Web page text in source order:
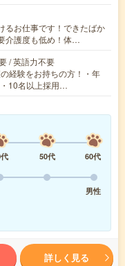
るお仕事です！できたばか
介護度も低め！体…
/ 英語力不要
経験をお持ちの方！・年
10名以上採用…
50代
60代
男性
詳しく見る